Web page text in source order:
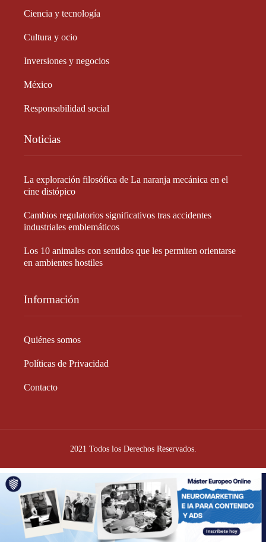
Ciencia y tecnología
Cultura y ocio
Inversiones y negocios
México
Responsabilidad social
Noticias
La exploración filosófica de La naranja mecánica en el
cine distópico
Cambios regulatorios significativos tras accidentes
industriales emblemáticos
Los 10 animales con sentidos que les permiten orientarse
en ambientes hostiles
Información
Quiénes somos
Políticas de Privacidad
Contacto
2021 Todos los Derechos Reservados.